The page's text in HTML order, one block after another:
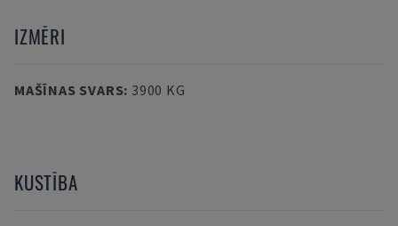
IZMĒRI
MAŠĪNAS SVARS: 3900 KG
KUSTĪBA